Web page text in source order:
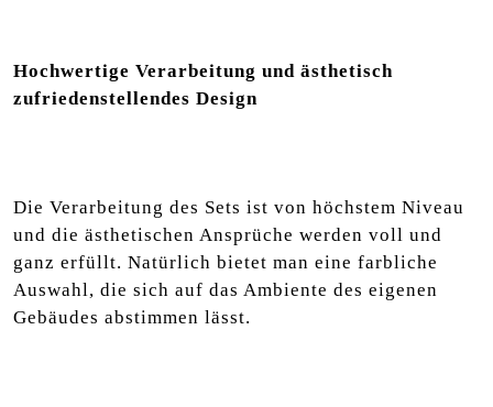
Hochwertige Verarbeitung und ästhetisch
zufriedenstellendes Design
Die Verarbeitung des Sets ist von höchstem Niveau
und die ästhetischen Ansprüche werden voll und
ganz erfüllt. Natürlich bietet man eine farbliche
Auswahl, die sich auf das Ambiente des eigenen
Gebäudes abstimmen lässt.